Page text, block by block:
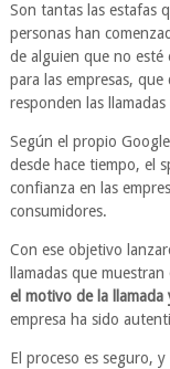
Son tantas las estafas
personas han
de alguien que no esté
para las empresas,
responden las llamadas
Según el propio
desde hace tiempo, el
confianza en las
consumidores.
Con ese objetivo
llamadas que muestran
el motivo de la
empresa ha sido
El proceso es seguro,